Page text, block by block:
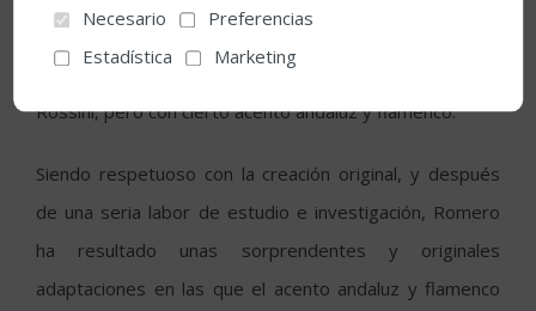
Huelva se viste de clásico para interpretar a Vivaldi,
Bach, Verdi, Schubert, Rachmaninov, Bizet, Falla o
Rossini, pero con cierto acento andaluz y flamenco.
Siendo respetuoso con la creación original, y después
de una seria labor de estudio e investigación, Romero
ha resultado unas sorprendentes y originales
adaptaciones en las que el acento andaluz y flamenco
Necesario
Preferencias
Estadística
Marketing